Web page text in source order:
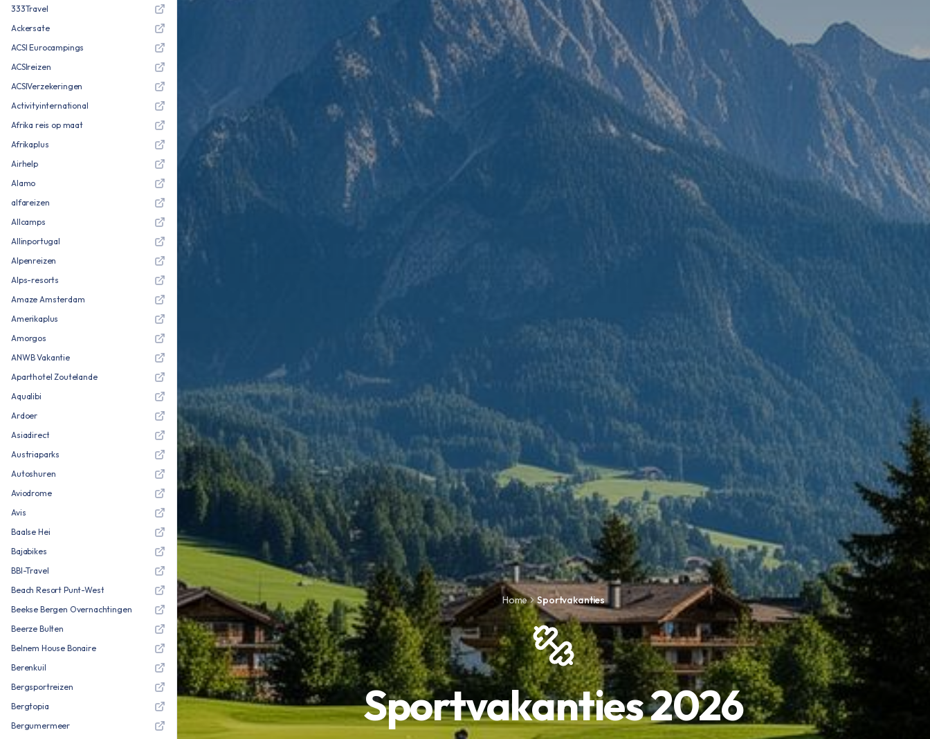
333Travel
Ackersate
ACSI Eurocampings
ACSIreizen
ACSIVerzekeringen
Activityinternational
Afrika reis op maat
Afrikaplus
Airhelp
Alamo
alfareizen
Allcamps
Allinportugal
Alpenreizen
Alps-resorts
Amaze Amsterdam
Amerikaplus
Amorgos
ANWB Vakantie
Aparthotel Zoutelande
Aqualibi
Ardoer
Asiadirect
Austriaparks
Autoshuren
Aviodrome
Avis
Baalse Hei
Bajabikes
BBI-Travel
Beach Resort Punt-West
Beekse Bergen Overnachtingen
Beerze Bulten
Belnem House Bonaire
Berenkuil
Bergsportreizen
Bergtopia
Bergumermeer
Home Sportvakanties
Sportvakanties 2026